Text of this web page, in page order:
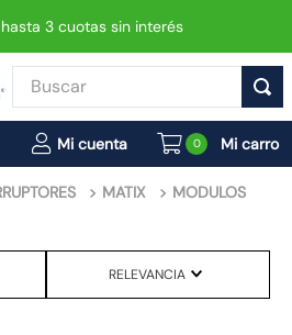
3 cuotas sin interés
Buscar
0
MATIX MODULOS
RELEVANCIA
TÉRMINOS MÁS BUSCADOS
1.
interruptor
2.
enchufe
foco